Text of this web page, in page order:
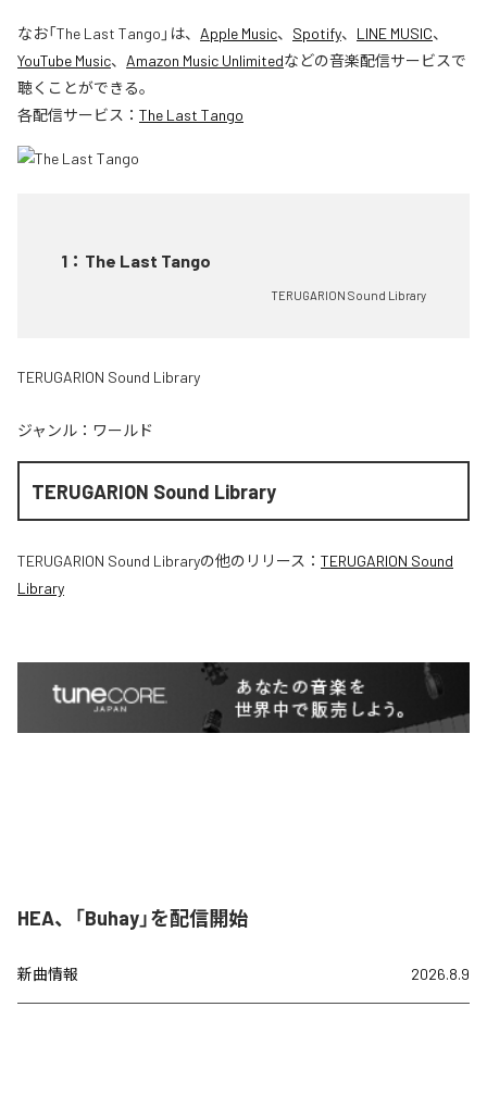
なお「The Last Tango 」は、 Apple Music、 Spotify、 LINE MUSIC、
YouTube Music、 Amazon Music Unlimitedなどの音楽配信サービスで
聴くことができる。
各配信サービス： The Last Tango
1 ： The Last Tango
TERUGARION Sound Library
TERUGARION Sound Library
ジャンル： ワールド
TERUGARION Sound Library
TERUGARION Sound Libraryの他のリリース： TERUGARION Sound
Library
HEA、「Buhay」を配信開始
新曲情報 2026.8.9